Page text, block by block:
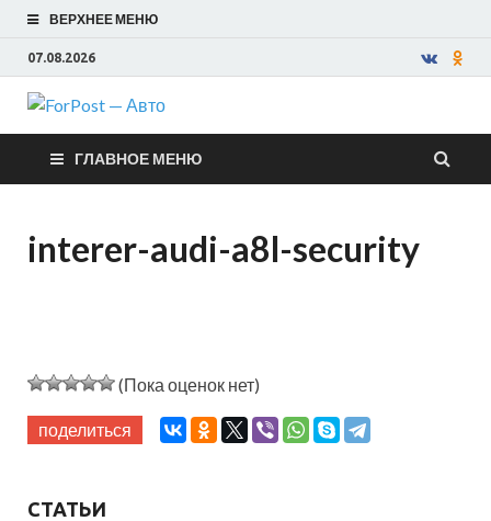
ВЕРХНЕЕ МЕНЮ
07.08.2026
ForPost —
Авто
ГЛАВНОЕ МЕНЮ
interer-audi-a8l-security
(Пока оценок нет)
поделиться
СТАТЬИ